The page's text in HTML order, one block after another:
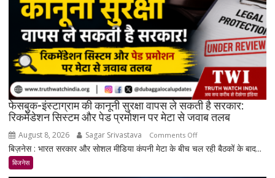
के
करीब
पहुंचे
दाम
फेसबुक-इंस्टाग्राम की कानूनी सुरक्षा वापस ले सकती है सरकार:
रिकमेंडेशन सिस्टम और पेड प्रमोशन पर मेटा से जवाब तलब
August 8, 2026 Sagar Srivastava Comments Offon
फेसबुक-
बिज़नेस : भारत सरकार और सोशल मीडिया कंपनी मेटा के बीच चल रही बैठकों के बाद...
बिजनेस